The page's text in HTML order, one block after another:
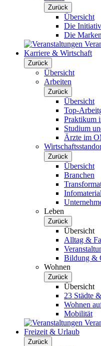
Zurück
Übersicht
Die
Die
Karriere & Wirtschaft
Zurück
Übersicht
Arbeiten
Zurück
Übersicht
Top-
Praktikum
Studium
Ärzte im
Zurück
Übersicht
Branchen
Leben
Zurück
Übersicht
Alltag &
Bildung &
Wohnen
Zurück
Übersicht
23 Städte
Wohnen
Mobilität
Freizeit & Urlaub
Zurück